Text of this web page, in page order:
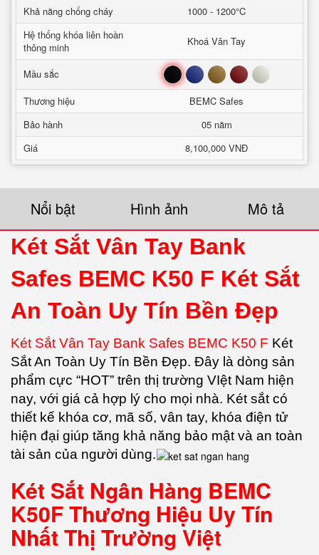
Khả năng chống cháy
1000 - 1200°C
Hệ thống khóa liên hoàn
thông minh
Khoá Vân Tay
Mầu sắc Đen Xanh Nâu Đỏ Trắng
Thương hiệu
BEMC Safes
Bảo hành
05 năm
Giá
8,100,000 VNĐ
Nổi bật Hình ảnh Mô tả
Két Sắt Vân Tay Bank
Safes BEMC K50 F Két Sắt
An Toàn Uy Tín Bền Đẹp
Két Sắt Vân Tay Bank Safes BEMC K50 F Két
Sắt An Toàn Uy Tín Bền Đẹp. Đây là dòng sản
phẩm cực “HOT” trên thị trường VIệt Nam hiện
nay, với giá cả hợp lý cho mọi nhà. Két sắt có
thiết kế khóa cơ, mã số, vân tay, khóa điện tử
hiện đại giúp tăng khả năng bảo mật và an toàn
tài sản của người dùng.
Két Sắt Ngân Hàng BEMC
K50F Thương Hiệu Uy Tín
Nhất Thị Trường Việt